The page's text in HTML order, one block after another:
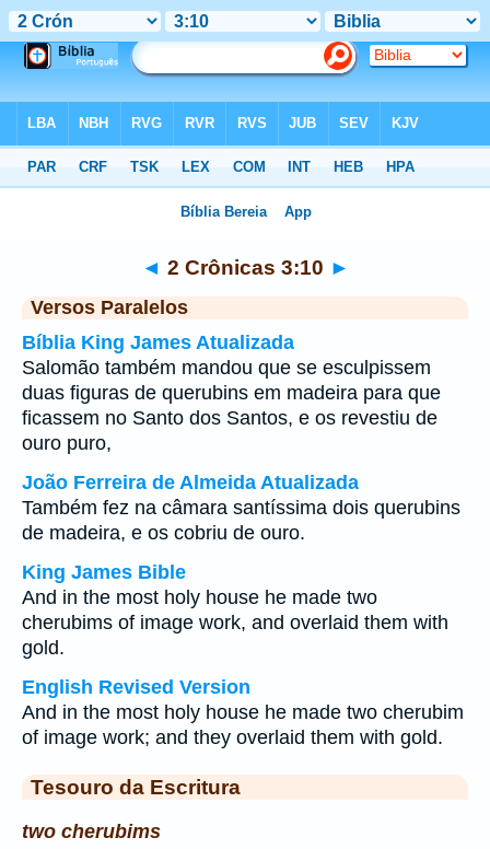
◄ 2 Crônicas 3:10 ►
Versos Paralelos
Bíblia King James Atualizada
Salomão também mandou que se esculpissem
duas figuras de querubins em madeira para que
ficassem no Santo dos Santos, e os revestiu de
ouro puro,
João Ferreira de Almeida Atualizada
Também fez na câmara santíssima dois querubins
de madeira, e os cobriu de ouro.
King James Bible
And in the most holy house he made two
cherubims of image work, and overlaid them with
gold.
English Revised Version
And in the most holy house he made two cherubim
of image work; and they overlaid them with gold.
Tesouro da Escritura
two cherubims